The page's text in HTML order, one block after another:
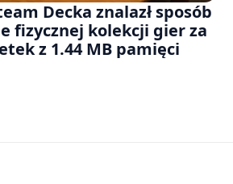
Decka znalazł sposób
fizycznej kolekcji gier za
z 1.44 MB pamięci